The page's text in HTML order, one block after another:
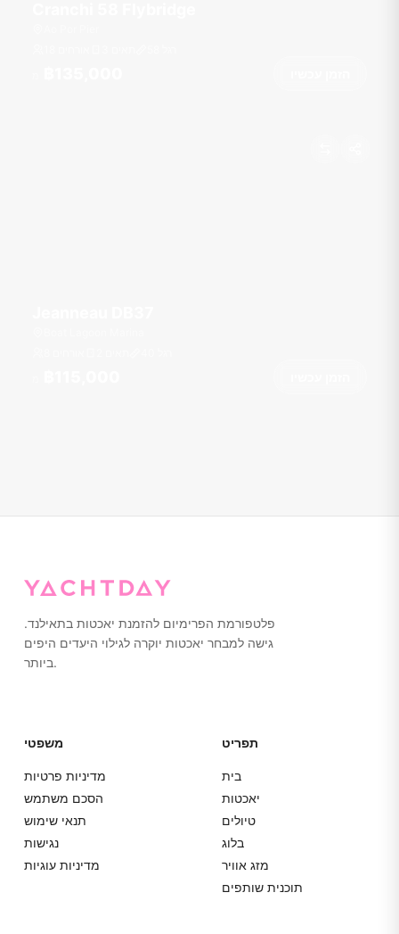
פלטפורמת הפרימיום להזמנת יאכטות בתאילנד.
גישה למבחר יאכטות יוקרה לגילוי היעדים היפים
ביותר.
משפטי
מדיניות פרטיות
הסכם משתמש
תנאי שימוש
נגישות
מדיניות עוגיות
תפריט
בית
יאכטות
טיולים
בלוג
מזג אוויר
תוכנית שותפים